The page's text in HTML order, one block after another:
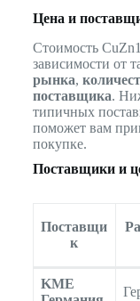
Цена и
Стоимость
зависимости от
рынка,
поставщика.
типичных
поможет вам
покупке.
Поставщики и
Поставщи
к
KME